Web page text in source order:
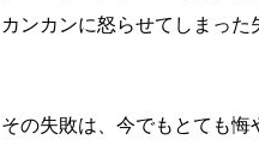
カンカンに怒らせてしまった
その失敗は、今でもとても悔